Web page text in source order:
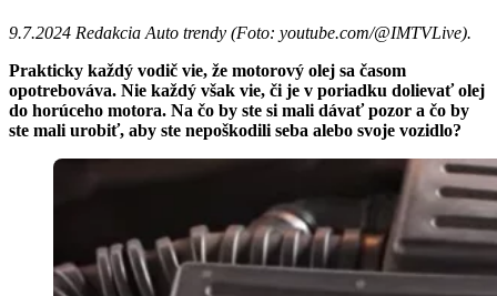
9.7.2024 Redakcia Auto trendy (Foto: youtube.com/@IMTVLive).
Prakticky každý vodič vie, že motorový olej sa časom
opotrebováva. Nie každý však vie, či je v poriadku dolievať olej
do horúceho motora. Na čo by ste si mali dávať pozor a čo by
ste mali urobiť, aby ste nepoškodili seba alebo svoje vozidlo?